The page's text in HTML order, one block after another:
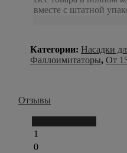
вместе с штатной
Категории: Насадки
Фаллоимитаторы, От
Отзывы
1
0